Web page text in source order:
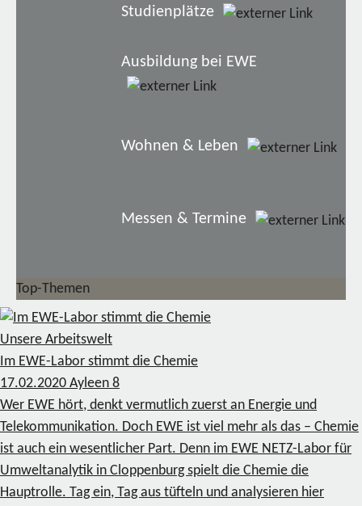
Studienplätze
Ausbildung bei EWE
Wohnen & Leben
Messen & Termine
Top-Themen
Unsere Arbeitswelt
Im EWE-Labor stimmt die Chemie
17.02.2020 Ayleen 8
Wer EWE hört, denkt vermutlich zuerst an Energie und
Telekommunikation. Doch EWE ist viel mehr als das – Chemie
ist auch ein wesentlicher Part. Denn im EWE NETZ-Labor für
Umweltanalytik in Cloppenburg spielt die Chemie die
Hauptrolle. Tag ein, Tag aus tüfteln und analysieren hier